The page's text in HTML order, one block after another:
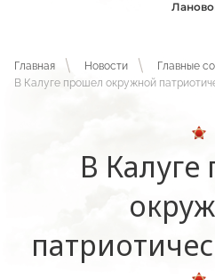
Главная Новости
Главные
В Калуге прошел окружной
В